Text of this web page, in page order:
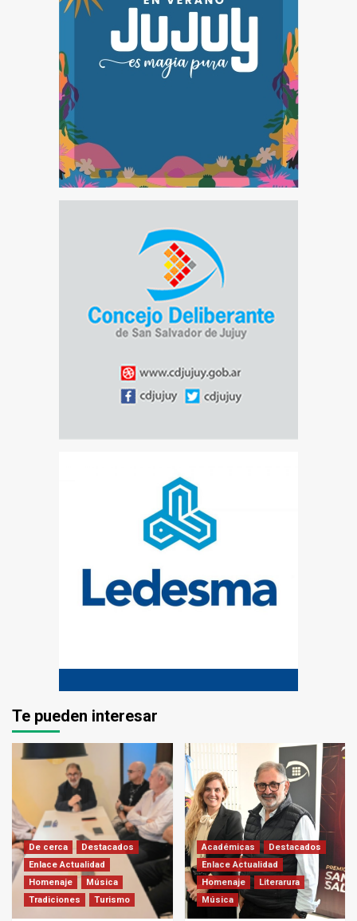
Te pueden interesar
De cerca
Destacados
Enlace Actualidad
Homenaje
Música
Tradiciones
Turismo
Académicas
Destacados
Enlace Actualidad
Homenaje
Literarura
Música